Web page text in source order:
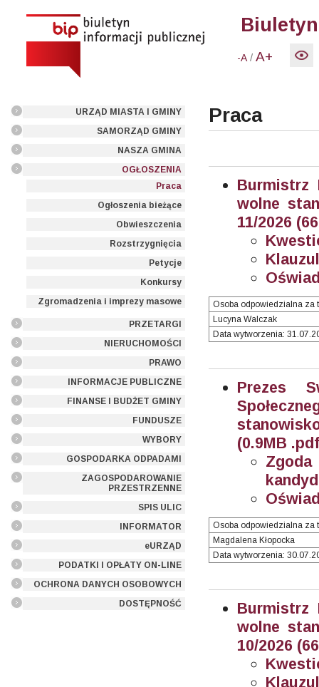
-A /A+
URZĄD MIASTA I GMINY
SAMORZĄD GMINY
NASZA GMINA
OGŁOSZENIA
Praca
Ogłoszenia bieżące
Obwieszczenia
Rozstrzygnięcia
Petycje
Konkursy
Zgromadzenia i imprezy masowe
PRZETARGI
NIERUCHOMOŚCI
PRAWO
INFORMACJE PUBLICZNE
FINANSE I BUDŻET GMINY
FUNDUSZE
WYBORY
GOSPODARKA ODPADAMI
ZAGOSPODAROWANIE
PRZESTRZENNE
SPIS ULIC
INFORMATOR
eURZĄD
PODATKI I OPŁATY ON-LINE
OCHRONA DANYCH OSOBOWYCH
DOSTĘPNOŚĆ
Praca
Burmistrz
wolne
11/2026
Osoba odpowiedzialna za
Lucyna Walczak
Data wytworzenia:
Prezes
(0.9MB
Osoba odpowiedzialna za
Magdalena Kłopocka
Data wytworzenia:
Burmistrz
wolne
10/2026